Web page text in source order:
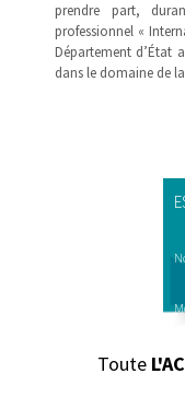
prendre part,
professionnel «
Département d’État
dans le domaine de
Toute